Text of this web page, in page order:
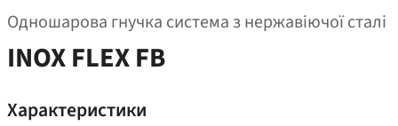
Одношарова гнучка система з нержавіючої сталі
INOX FLEX FB
Характеристики